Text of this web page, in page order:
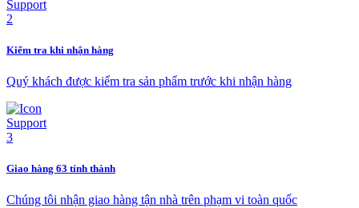
Kiểm tra khi nhận hàng
Quý khách được kiểm tra sản phẩm trước khi nhận hàng
Giao hàng 63 tỉnh thành
Chúng tôi nhận giao hàng tận nhà trên phạm vi toàn quốc